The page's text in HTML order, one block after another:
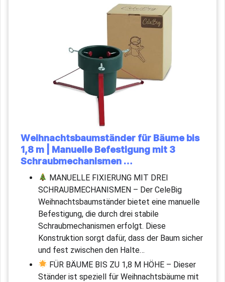
Weihnachtsbaumständer für Bäume bis
1,8 m | Manuelle Befestigung mit 3
Schraubmechanismen …
MANUELLE FIXIERUNG MIT DREI
SCHRAUBMECHANISMEN – Der CeleBig
Weihnachtsbaumständer bietet eine manuelle
Befestigung, die durch drei stabile
Schraubmechanismen erfolgt. Diese
Konstruktion sorgt dafür, dass der Baum sicher
und fest zwischen den Halte…
FÜR BÄUME BIS ZU 1,8 M HÖHE – Dieser
Ständer ist speziell für Weihnachtsbäume mit